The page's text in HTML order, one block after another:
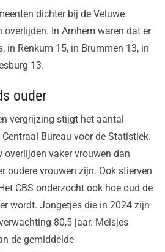
dichter bij de Veluwe
overlijden. In Arnhem waren dat er
in Renkum 15, in Brummen 13, in
13.
ouder
vergrijzing stijgt het aantal
Bureau voor de Statistiek.
overlijden vaker vrouwen dan
oudere vrouwen zijn. Ook stierven
CBS onderzocht ook hoe oud de
wordt. Jongetjes die in 2024 zijn
80,5 jaar. Meisjes
de gemiddelde